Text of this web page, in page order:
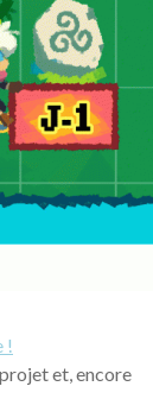
!
et, encore